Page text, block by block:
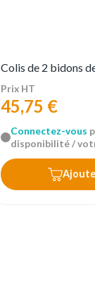
Colis de 2 bidons
Prix HT
45,75 €
Connectez-vous
disponibilité /